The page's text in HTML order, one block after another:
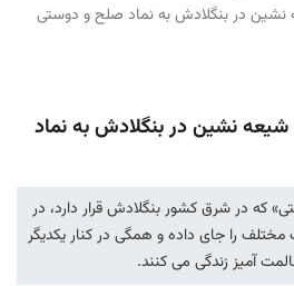
در بنگلادش به نماد صلح و دوستی
نشین در بنگلادش به نماد
که در شرق کشور بنگلادش قرار دارد، در
را جای داده و همگی در کنار یکدیگر
آمیز زندگی می کنند.